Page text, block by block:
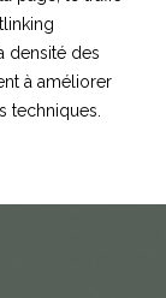
densité des
à améliorer
techniques.